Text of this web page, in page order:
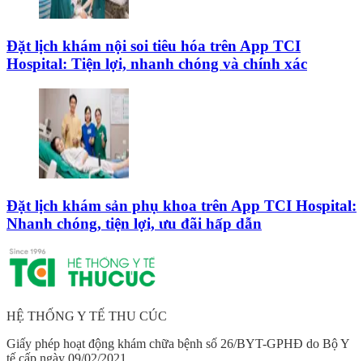
Đặt lịch khám nội soi tiêu hóa trên App TCI
Hospital: Tiện lợi, nhanh chóng và chính xác
Đặt lịch khám sản phụ khoa trên App TCI Hospital:
Nhanh chóng, tiện lợi, ưu đãi hấp dẫn
HỆ THỐNG Y TẾ THU CÚC
Giấy phép hoạt động khám chữa bệnh số 26/BYT-GPHĐ do Bộ Y